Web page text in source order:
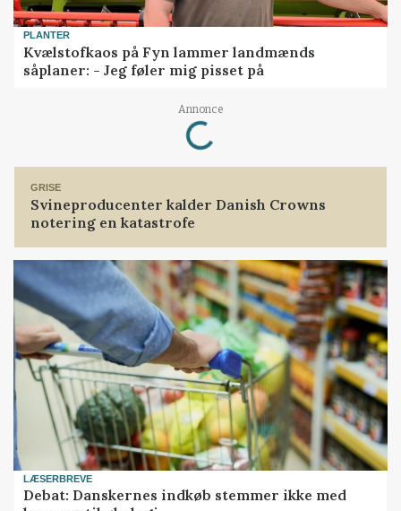
PLANTER
Kvælstofkaos på Fyn lammer landmænds
såplaner: - Jeg føler mig pisset på
Annonce
Loading...
GRISE
Svineproducenter kalder Danish Crowns
notering en katastrofe
LÆSERBREVE
Debat: Danskernes indkøb stemmer ikke med